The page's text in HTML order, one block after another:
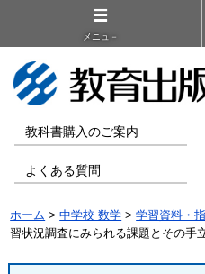
メニュ－
教科書購入のご案内
よくある質問
ホーム >中学校 数学 >学習資料・
習状況調査にみられる課題とその手